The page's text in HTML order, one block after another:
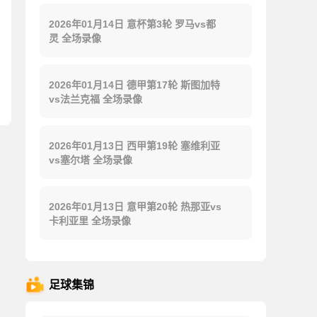
2026年01月14日 意杯第3轮 罗马vs都
灵 全场录像
2026年01月14日 德甲第17轮 斯图加特
vs法兰克福 全场录像
2026年01月13日 西甲第19轮 塞维利亚
vs塞尔塔 全场录像
2026年01月13日 意甲第20轮 热那亚vs
卡利亚里 全场录像
足球集锦